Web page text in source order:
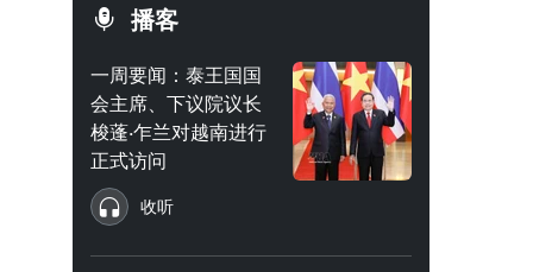
播客
一周要闻：泰王国国
会主席、下议院议长
梭蓬·乍兰对越南进行
正式访问
收听